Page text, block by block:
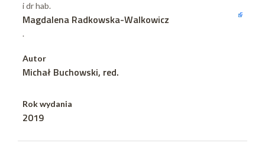
i dr hab.
Magdalena Radkowska-Walkowicz
.
Autor
Michał Buchowski, red.
Rok wydania
2019